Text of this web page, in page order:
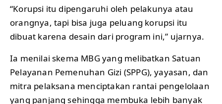
“Korupsi itu dipengaruhi oleh pelakunya atau
orangnya, tapi bisa juga peluang korupsi itu
dibuat karena desain dari program ini,” ujarnya.
Ia menilai skema MBG yang melibatkan Satuan
Pelayanan Pemenuhan Gizi (SPPG), yayasan, dan
mitra pelaksana menciptakan rantai pengelolaan
yang panjang sehingga membuka lebih banyak